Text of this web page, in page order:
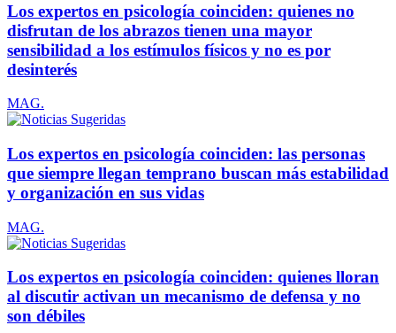
Los expertos en psicología coinciden: quienes no
disfrutan de los abrazos tienen una mayor
sensibilidad a los estímulos físicos y no es por
desinterés
MAG.
Los expertos en psicología coinciden: las personas
que siempre llegan temprano buscan más estabilidad
y organización en sus vidas
MAG.
Los expertos en psicología coinciden: quienes lloran
al discutir activan un mecanismo de defensa y no
son débiles